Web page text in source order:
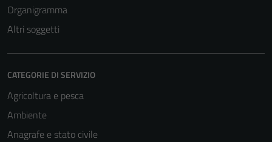
Organigramma
Altri soggetti
CATEGORIE DI SERVIZIO
Agricoltura e pesca
Ambiente
Anagrafe e stato civile